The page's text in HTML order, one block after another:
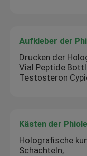
Aufkleber der
Drucken der
Vial Peptide
Testosteron
Kästen der
Holografische
Schachteln,